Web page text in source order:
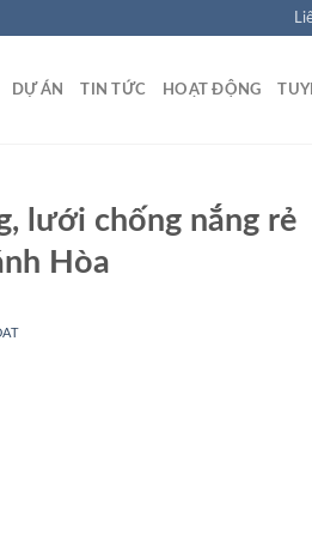
DỰ ÁN TIN TỨC HOẠT ĐỘNG
lưới chống nắng rẻ
Hòa